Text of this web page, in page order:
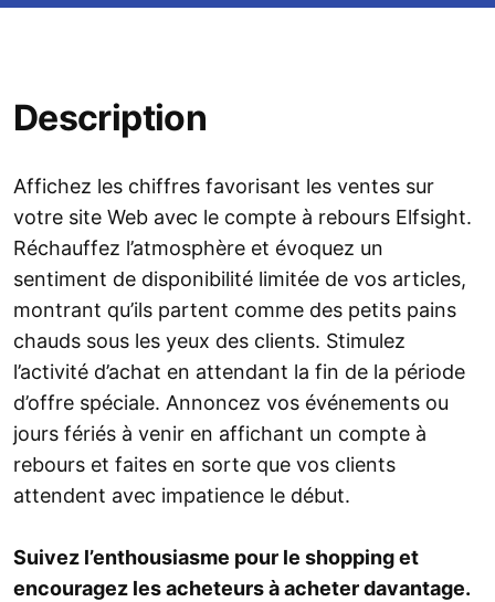
Description
Affichez les chiffres favorisant les ventes sur
votre site Web avec le compte à rebours Elfsight.
Réchauffez l’atmosphère et évoquez un
sentiment de disponibilité limitée de vos articles,
montrant qu’ils partent comme des petits pains
chauds sous les yeux des clients. Stimulez
l’activité d’achat en attendant la fin de la période
d’offre spéciale. Annoncez vos événements ou
jours fériés à venir en affichant un compte à
rebours et faites en sorte que vos clients
attendent avec impatience le début.
Suivez l’enthousiasme pour le shopping et
encouragez les acheteurs à acheter davantage.